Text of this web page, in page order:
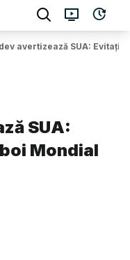
avertizează SUA: Evitaţi
SUA:
Mondial